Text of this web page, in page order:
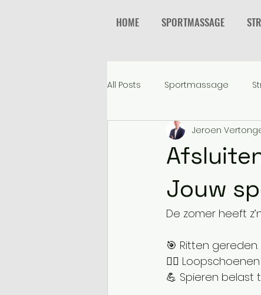
HOME SPORTMASSAGE
All Posts Sportmassage
Jouw
Jeroen
De zomer heeft
🎯 Ritten gereden.
🏃‍♂️
💪 Spieren belast